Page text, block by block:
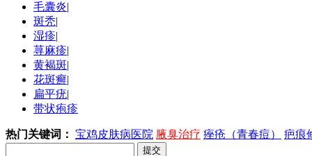
毛囊炎|
斑秃|
湿疹|
荨麻疹|
黄褐斑|
花斑癣|
扁平疣|
带状疱疹
热门关键词： 宝鸡皮肤病医院 腋臭治疗 痤疮（青春痘） 疤痕